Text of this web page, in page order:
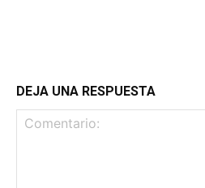
DEJA UNA RESPUESTA